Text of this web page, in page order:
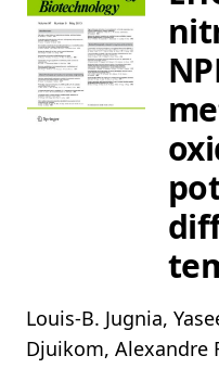
Louis-B. Jugnia,
Djuikom, Alexandre